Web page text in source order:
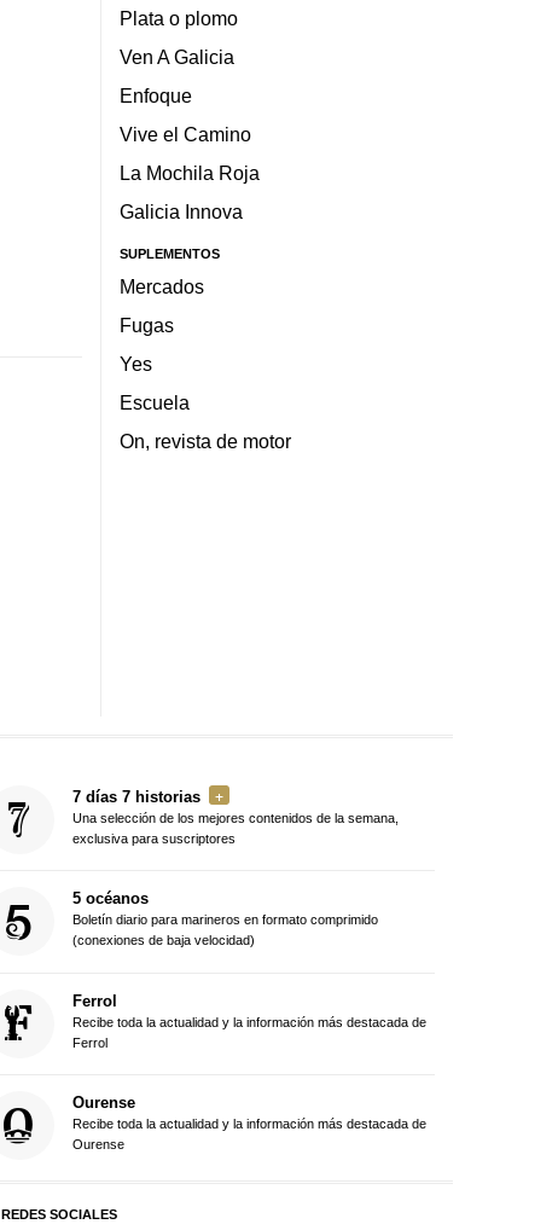
Plata o plomo
Ven A Galicia
Enfoque
Vive el Camino
La Mochila Roja
Galicia Innova
SUPLEMENTOS
Mercados
Fugas
Yes
Escuela
On, revista de motor
7 días 7 historias
Una selección de los mejores contenidos de la semana,
exclusiva para suscriptores
5 océanos
Boletín diario para marineros en formato comprimido
(conexiones de baja velocidad)
Ferrol
Recibe toda la actualidad y la información más destacada de
Ferrol
Ourense
Recibe toda la actualidad y la información más destacada de
Ourense
REDES SOCIALES